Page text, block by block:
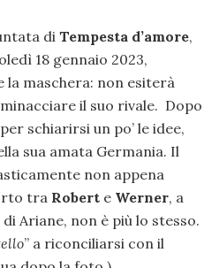
di Tempesta d’amore,
18 gennaio 2023,
la maschera: non esiterà
il suo rivale. Dopo
schiarirsi un po’ le idee,
sua amata Germania. Il
non appena
tra Robert e Werner, a
Ariane, non è più lo stesso.
” a riconciliarsi con il